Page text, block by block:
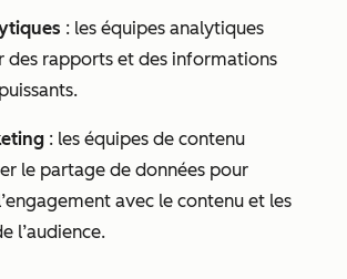
: les équipes analytiques
des rapports et des informations
: les équipes de contenu
le partage de données pour
avec le contenu et les
l’audience.